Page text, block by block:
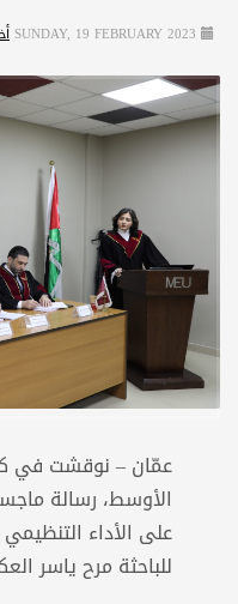
SUNDAY, 19 FEBRUARY 2023
عمّان – نوقشت في
الأوسط، رسالة
على الأداء التنظيمي
للباحثة مرح ياسر